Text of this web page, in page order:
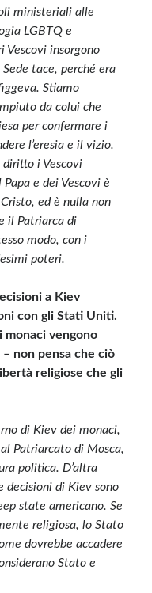
ministeriali alle
LGBTQ e
Vescovi insorgono
tace, perché era
Stiamo
da colui che
per confermare i
l’eresia e il vizio.
i Vescovi
e dei Vescovi è
ed è nulla non
il Patriarca di
modo, con i
poteri.
a Kiev
con gli Stati Uniti.
monaci vengono
non pensa che ciò
religiose che gli
di Kiev dei monaci,
Patriarcato di Mosca,
politica. D’altra
decisioni di Kiev sono
state americano. Se
religiosa, lo Stato
dovrebbe accadere
Stato e